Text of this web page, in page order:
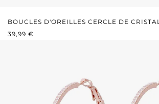
BOUCLES D'OREILLES CERCLE DE CRISTAL
PRIX RÉGULIER :
39,99 €